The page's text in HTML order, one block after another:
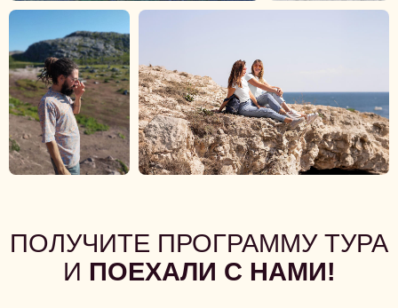
✓ Нажимая кнопку, вы соглашаетесь с условиями
обработкиперсональных данных